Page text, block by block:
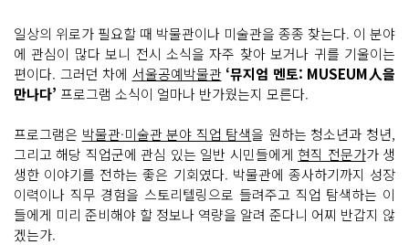
L
복
사
하
기
크
게
변
경
하
작
게
변
경
하
일상의 위로가 필요할 때 박물관이나 미술관을 종종 찾는다. 이 분야
에 관심이 많다 보니 전시 소식을 자주 찾아 보거나 귀를 기울이는
편이다. 그러던 차에 서울공예박물관 ‘뮤지엄 멘토: MUSEUM人을
만나다’ 프로그램 소식이 얼마나 반가웠는지 모른다.
프로그램은 박물관·미술관 분야 직업 탐색을 원하는 청소년과 청년,
그리고 해당 직업군에 관심 있는 일반 시민들에게현직 전문가가 생
생한 이야기를 전하는 좋은 기회였다. 박물관에 종사하기까지 성장
이력이나 직무 경험을 스토리텔링으로 들려주고 직업 탐색하는 이
들에게 미리 준비해야 할 정보나 역량을 알려 준다니 어찌 반갑지 않
겠는가.